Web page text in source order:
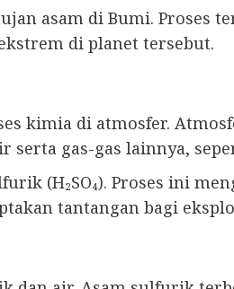
asam di Bumi. Proses
di planet tersebut.
kimia di atmosfer.
gas-gas lainnya,
(H₂SO₄). Proses ini
tantangan bagi